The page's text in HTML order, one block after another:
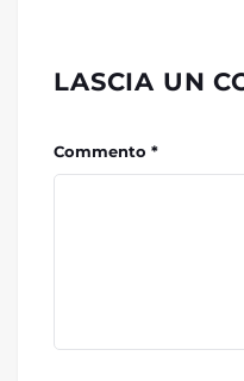
LASCIA UN
Commento *